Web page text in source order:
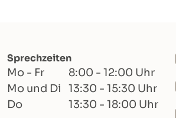
Sprechzeiten
Mo - Fr
8:00 - 12:00 Uhr
Mo und Di
13:30 - 15:30 Uhr
Do
13:30 - 18:00 Uhr